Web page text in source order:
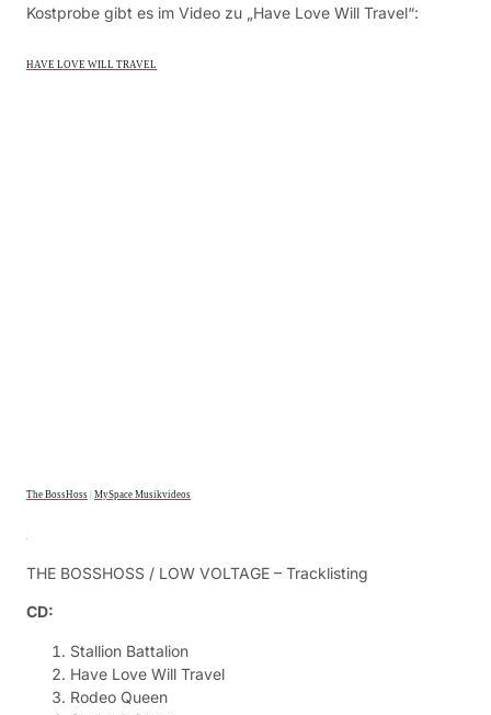
Kostprobe gibt es im Video zu „Have Love Will Travel“:
HAVE LOVE WILL TRAVEL
The BossHoss MySpace Musikvideos
THE BOSSHOSS / LOW VOLTAGE – Tracklisting
CD:
Stallion Battalion
Have Love Will Travel
Rodeo Queen